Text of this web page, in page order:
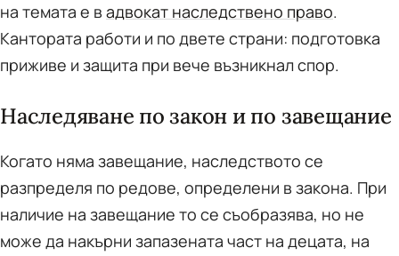
на темата е в адвокат наследствено право.
Кантората работи и по двете страни: подготовка
приживе и защита при вече възникнал спор.
Наследяване по закон и по завещание
Когато няма завещание, наследството се
разпределя по редове, определени в закона. При
наличие на завещание то се съобразява, но не
може да накърни запазената част на децата, на